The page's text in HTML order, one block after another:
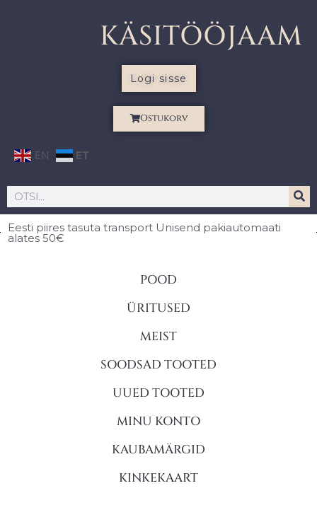
KÄSITÖÖJAAM
Logi sisse
Ostukorv
EN ET
Eesti piires tasuta transport Unisend pakiautomaati
alates 50€
POOD
ÜRITUSED
MEIST
SOODSAD TOOTED
UUED TOOTED
MINU KONTO
KAUBAMÄRGID
KINKEKAART